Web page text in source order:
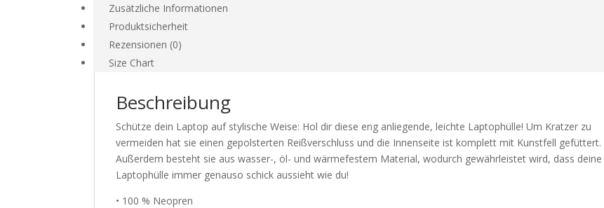
Zusätzliche Informationen
Produktsicherheit
Rezensionen (0)
Size Chart
Beschreibung
Schütze dein Laptop auf stylische Weise: Hol dir diese eng anliegende, leichte Laptophülle! Um Kratzer zu
vermeiden hat sie einen gepolsterten Reißverschluss und die Innenseite ist komplett mit Kunstfell gefüttert.
Außerdem besteht sie aus wasser-, öl- und wärmefestem Material, wodurch gewährleistet wird, dass deine
Laptophülle immer genauso schick aussieht wie du!
• 100 % Neopren